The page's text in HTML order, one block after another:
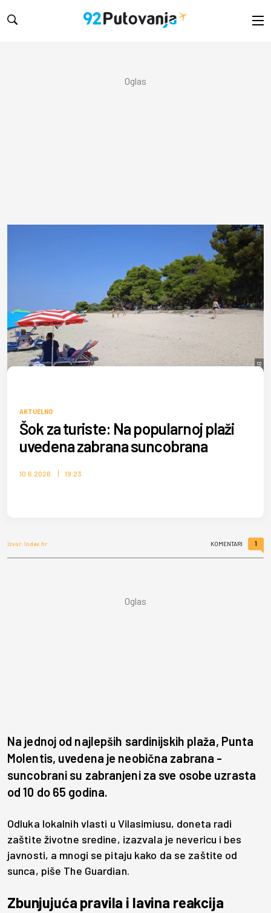
B92.net/IL
AKTUELNO
Šok za turiste: Na popularnoj plaži
uvedena zabrana suncobrana
10.6.2026. 19:23
Izvor: Index.hr KOMENTARI 1
Na jednoj od najlepših sardinijskih plaža, Punta
Molentis, uvedena je neobična zabrana -
suncobrani su zabranjeni za sve osobe uzrasta
od 10 do 65 godina.
Odluka lokalnih vlasti u Vilasimiusu, doneta radi
zaštite životne sredine, izazvala je nevericu i bes
javnosti, a mnogi se pitaju kako da se zaštite od
sunca, piše The Guardian.
Zbunjujuća pravila i lavina reakcija